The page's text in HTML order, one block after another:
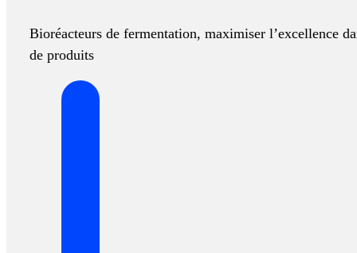
Bioréacteurs de fermentation, maximiser l’excellence
de produits